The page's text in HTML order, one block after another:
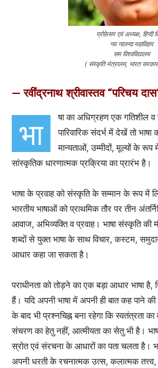
प्रोफ़ेसर एवं अध्यक्ष, हिन्दी
नव नालन्दा महाविहार
सम विश्वविद्यालय
( संस्कृति मंत्रालय, भारत
— रवींद्रनाथ श्रीवास्तव “परिचय
भा
षा का अधिग्रहण एक गतिशील
पारिवारिक संदर्भ में देखें तो
मान्यताओं, उम्मीदों, मूल्यों के
सांस्कृतिक धारणात्मक प्रक्रिया का प्रारंभ है।
भाषा के प्रवाह को संस्कृति के सम्मान के रूप में
भारतीय भाषाओं को प्राथमिक तौर पर तीन
आवाज, अभिव्यक्ति व प्रवाह। भाषा संस्कृति की
शब्दों से युक्त भाषा के साथ विचार, कस्टम,
आधार कहा जा सकता है।
पराधीनता को तोड़ने का एक बड़ा आधार भाषा
हैं। यदि अपनी भाषा में अपनी ही बात कह पाने
के बाद भी प्रश्नचिह्न बना रहेगा कि स्वतंत्रता
संचरण का हेतु नहीं, आत्मीयता का सेतु भी है।
स्रोत एवं संरचना के आधारों का पता चलता है।
अपनी धरती के रचनात्मक उत्स, कलात्मक